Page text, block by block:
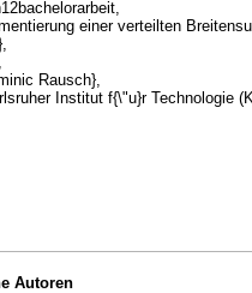
Autoren